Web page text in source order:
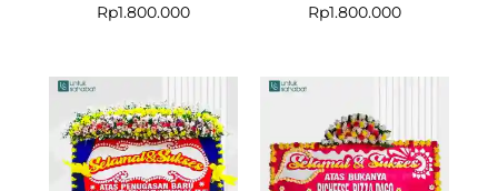
Rp1.800.000
Rp1.800.000